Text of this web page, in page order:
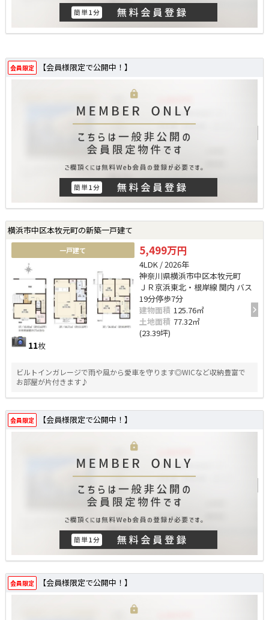
会員限定 【会員様限定で公開中！】
横浜市中区本牧元町の新築一戸建て
一戸建て
11枚
5,499万円
4LDK / 2026年
神奈川県横浜市中区本牧元町
ＪＲ京浜東北・根岸線 関内 バス
19分停歩7分
建物面積 125.76㎡
土地面積 77.32㎡
(23.39坪)
ビルトインガレージで雨や風から愛車を守ります◎WICなど収納豊富で
お部屋が片付きます♪
会員限定 【会員様限定で公開中！】
会員限定 【会員様限定で公開中！】